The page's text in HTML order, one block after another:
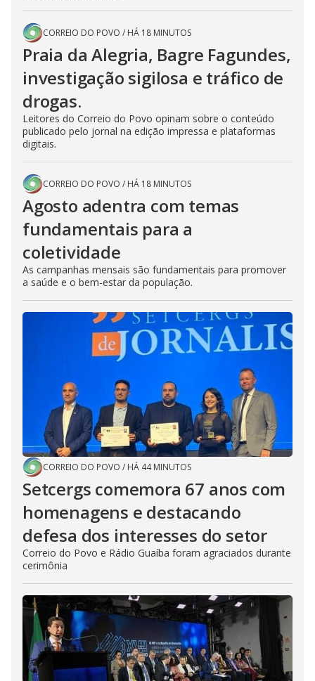
CORREIO DO POVO / HÁ 18 MINUTOS
Praia da Alegria, Bagre Fagundes,
investigação sigilosa e tráfico de
drogas.
Leitores do Correio do Povo opinam sobre o conteúdo
publicado pelo jornal na edição impressa e plataformas
digitais.
CORREIO DO POVO / HÁ 18 MINUTOS
Agosto adentra com temas
fundamentais para a
coletividade
As campanhas mensais são fundamentais para promover
a saúde e o bem-estar da população.
CORREIO DO POVO / HÁ 44 MINUTOS
Setcergs comemora 67 anos com
homenagens e destacando
defesa dos interesses do setor
Correio do Povo e Rádio Guaíba foram agraciados durante
cerimônia